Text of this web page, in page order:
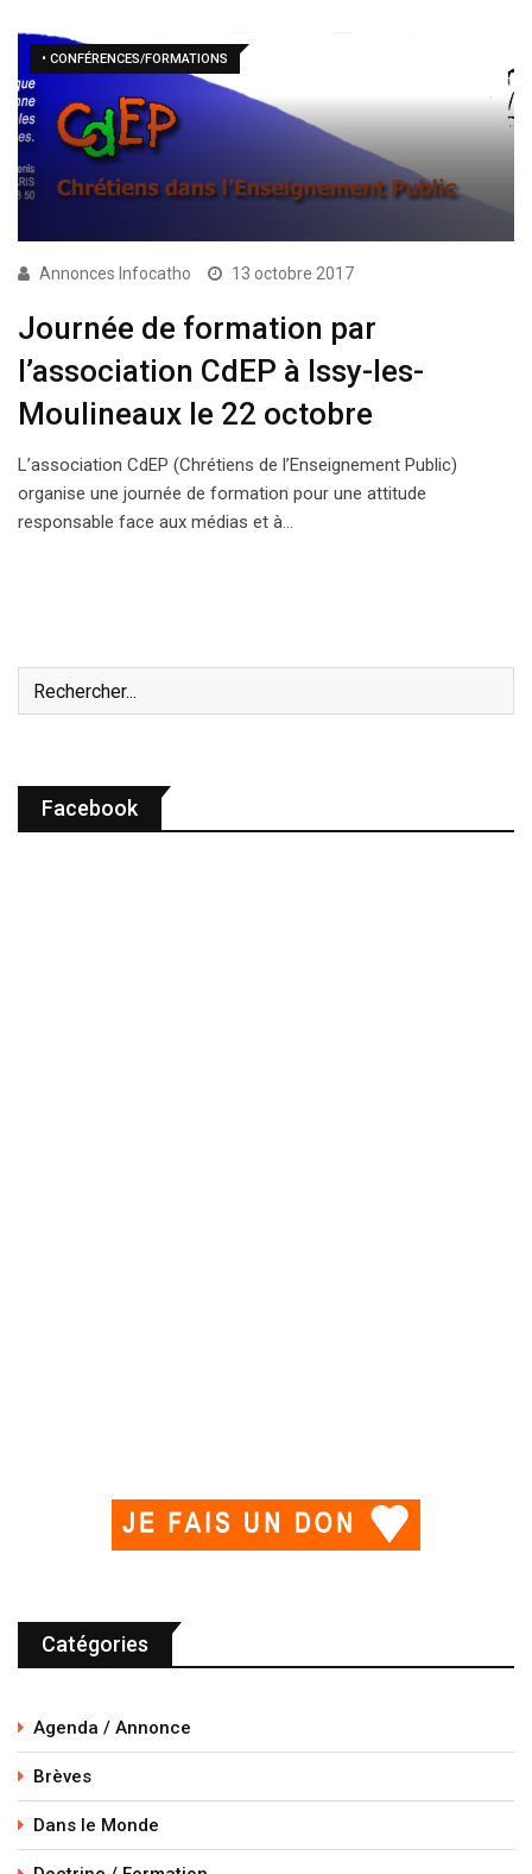
• CONFÉRENCES/FORMATIONS
Annonces Infocatho 13 octobre 2017
Journée de formation par
l’association CdEP à Issy-les-
Moulineaux le 22 octobre
L’association CdEP (Chrétiens de l’Enseignement Public)
organise une journée de formation pour une attitude
responsable face aux médias et à…
Facebook
Catégories
Agenda / Annonce
Brèves
Dans le Monde